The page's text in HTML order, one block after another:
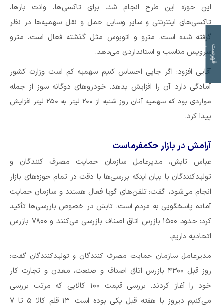
این حوزه این طرح انجام شد. برای تاکسی‌ها، وانت بارها،
تاکسی‌های اینترنتی و سایر وسایل حمل و نقل سهمیه‌ها در نظر
گرفته شده است. مترو و اتوبوس مثل گذشته فعال است، مترو
سرویس مناسب و استانداردی می‌دهد.
آقایی افزود: اگر جایی احساس کنیم سهمیه کم است وزارت کشور
آمادگی دارد آن را افزایش بدهد. خودرو‌های دوگانه سوز از جمله
مواردی بود که سهمیه آنان روز شنبه از ۲۰۰ لیتر به ۲۵۰ لیتر افزایش
پیدا کرد.
آرامش در بازار حکمفرماست
عباس تابش، مدیرعامل سازمان حمایت مصرف کنندگان و
تولیدکنندگان با بیان اینکه بررسی‌ها با دقت در تمام حوزه‌های بازار
انجام می‌شود، گفت: تلفن‌های گویا فعال هستند و سازمان حمایت
آماده پاسخگویی به مردم است. تابش در خصوص بازرسی‌ها تأکید
کرد: حدود ۱۵۰۰ بازرس اتاق اصناف بازرسی می‌کنند و ۷۸۰۰ بازرس
اتحادیه داریم.
مدیرعامل سازمان حمایت مصرف کنندگان و تولیدکنندگان گفت:
روز قبل ۴۳۰۰ بازرس اتاق اصناف و صنعت، معدن و تجارت کار
خود را آغاز کردند. بررسی قیمت ۱۰۰ کالایی که مرتب بررسی
می‌کنیم دیروز با هفته قبل یکی بوده است. ۱۳ قلم کالا ۵ تا ۷
ف
ه
ر
س
ت
م
و
ض
و
ع
ات